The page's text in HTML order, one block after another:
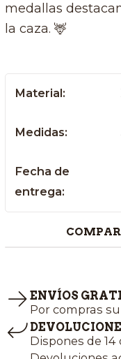
medallas
la caza. 🦌
Material:
Medidas:
Fecha de
entrega:
ENVÍOS
Por compras
Dispones de